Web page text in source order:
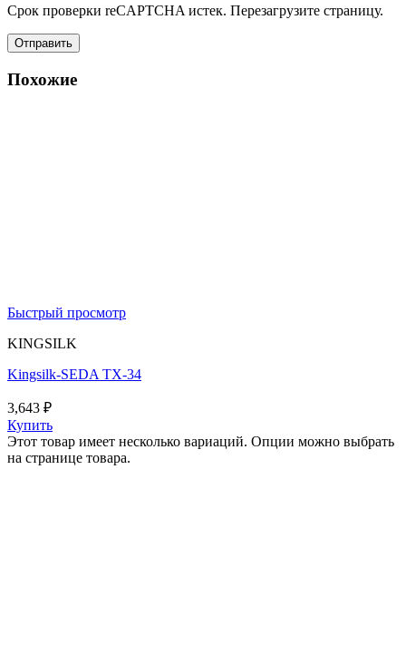
Срок проверки reCAPTCHA истек. Перезагрузите страницу.
Похожие
Быстрый просмотр
KINGSILK
Kingsilk-SEDA TX-34
3,643 ₽
Купить
Этот товар имеет несколько вариаций. Опции можно выбрать
на странице товара.